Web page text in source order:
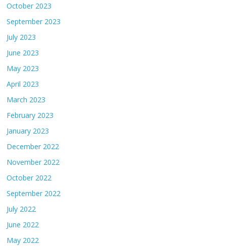
October 2023
September 2023
July 2023
June 2023
May 2023
April 2023
March 2023
February 2023
January 2023
December 2022
November 2022
October 2022
September 2022
July 2022
June 2022
May 2022